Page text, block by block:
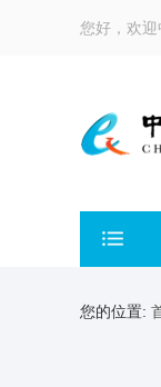
您好，欢迎
您的位置: